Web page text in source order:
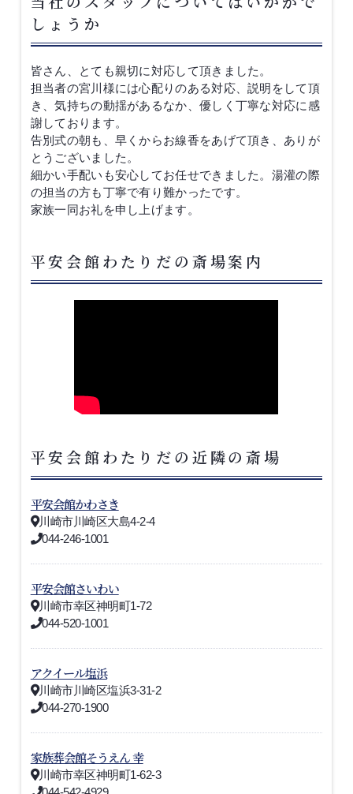
しょうか
皆さん、とても親切に対応して頂きました。
担当者の宮川様には心配りのある対応、説明をして頂
き、気持ちの動揺があるなか、優しく丁寧な対応に感
謝しております。
告別式の朝も、早くからお線香をあげて頂き、ありが
とうございました。
細かい手配いも安心してお任せできました。湯灌の際
の担当の方も丁寧で有り難かったです。
家族一同お礼を申し上げます。
平安会館わたりだの斎場案内
平安会館わたりだの近隣の斎場
平安会館かわさき
川崎市川崎区大島4-2-4
044-246-1001
平安会館さいわい
川崎市幸区神明町1-72
044-520-1001
アクイール塩浜
川崎市川崎区塩浜3-31-2
044-270-1900
家族葬会館そうえん 幸
川崎市幸区神明町1-62-3